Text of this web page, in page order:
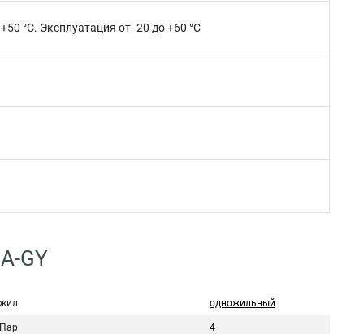
°C. Эксплуатация от -20 до +60 °C
GY
одножильный
4